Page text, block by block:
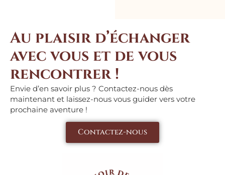
Au plaisir d’échanger
avec vous et de vous
rencontrer !
Envie d’en savoir plus ? Contactez-nous dès
maintenant et laissez-nous vous guider vers votre
prochaine aventure !
Contactez-nous